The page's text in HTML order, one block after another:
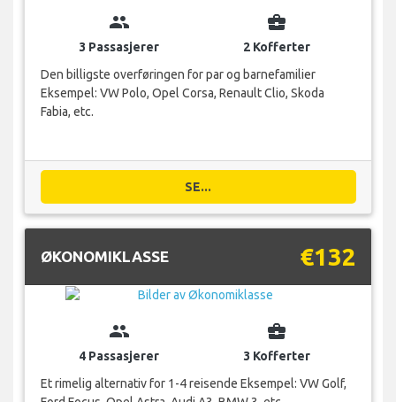
group
3 Passasjerer
business_center
2 Kofferter
Den billigste overføringen for par og barnefamilier
Eksempel: VW Polo, Opel Corsa, Renault Clio, Skoda
Fabia, etc.
SE...
ØKONOMIKLASSE €132
group
4 Passasjerer
business_center
3 Kofferter
Et rimelig alternativ for 1-4 reisende Eksempel: VW Golf,